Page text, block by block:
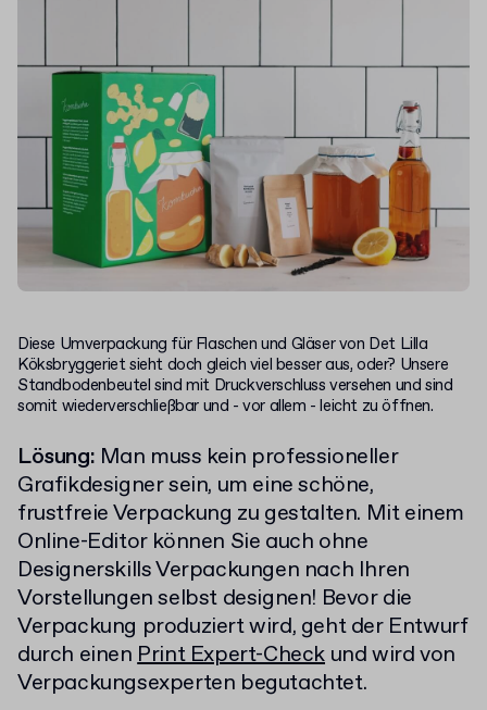
Diese Umverpackung für Flaschen und Gläser von Det Lilla
Köksbryggeriet sieht doch gleich viel besser aus, oder? Unsere
Standbodenbeutel sind mit Druckverschluss versehen und sind
somit wiederverschließbar und - vor allem - leicht zu öffnen.
Lösung: Man muss kein professioneller
Grafikdesigner sein, um eine schöne,
frustfreie Verpackung zu gestalten. Mit einem
Online-Editor können Sie auch ohne
Designerskills Verpackungen nach Ihren
Vorstellungen selbst designen! Bevor die
Verpackung produziert wird, geht der Entwurf
durch einenPrint Expert-Check und wird von
Verpackungsexperten begutachtet.